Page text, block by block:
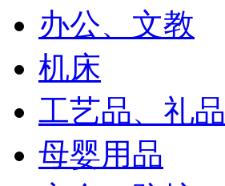
办公、文教
机床
工艺品、礼品
母婴用品